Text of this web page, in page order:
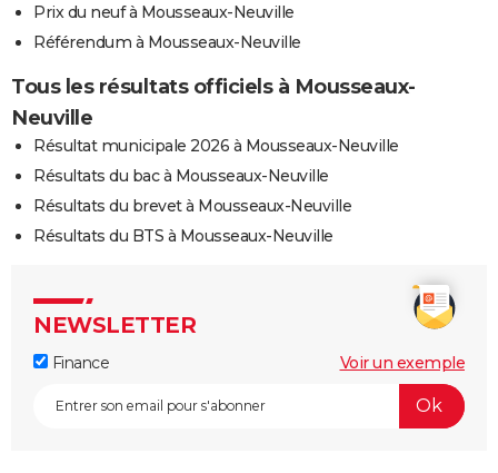
Prix du neuf à Mousseaux-Neuville
Référendum à Mousseaux-Neuville
Tous les résultats officiels à Mousseaux-
Neuville
Résultat municipale 2026 à Mousseaux-Neuville
Résultats du bac à Mousseaux-Neuville
Résultats du brevet à Mousseaux-Neuville
Résultats du BTS à Mousseaux-Neuville
NEWSLETTER
Finance Voir un exemple